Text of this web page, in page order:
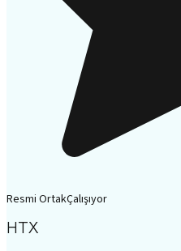
Resmi OrtakÇalışıyor
HTX